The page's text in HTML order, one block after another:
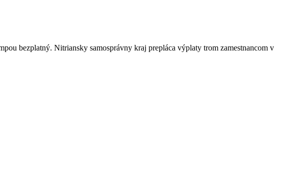
bezplatný. Nitriansky samosprávny kraj prepláca výplaty trom zamestnancom v